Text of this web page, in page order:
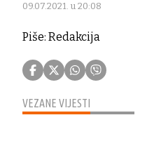
09.07.2021. u 20:08
Piše: Redakcija
VEZANE VIJESTI